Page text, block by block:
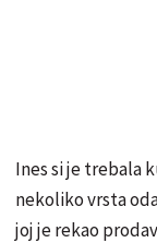
Ines si je trebala
nekoliko vrsta
joj je rekao